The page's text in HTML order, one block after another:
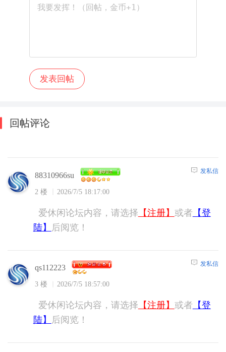
回帖评论
88310966su
2 楼 2026/7/5 18:17:00
发私信
爱休闲论坛内容，请选择 【注册】 或者 【登
陆】
后阅览！
qs112223
3 楼 2026/7/5 18:57:00
发私信
爱休闲论坛内容，请选择 【注册】 或者 【登
陆】
后阅览！